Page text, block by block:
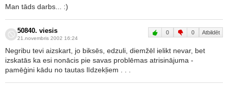
Man tāds darbs... :)
50840. viesis
21.novembris 2002 16:24
0 0 Atbildēt
Negribu tevi aizskart, jo biksēs, edzuli, diemžēl ielikt nevar, bet
izskatās ka esi nonācis pie savas problēmas atrisinājuma -
pamēģini kādu no tautas līdzekļiem . . .